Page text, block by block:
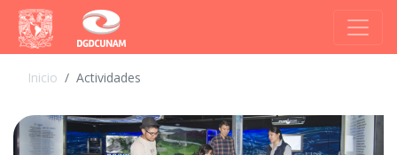
Inicio Actividades